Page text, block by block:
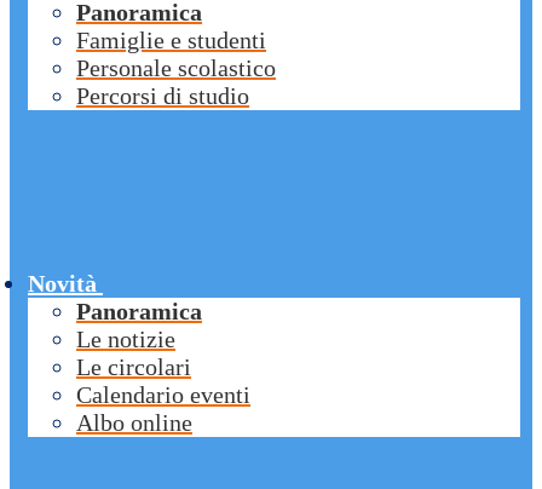
Panoramica
Famiglie e studenti
Personale scolastico
Percorsi di studio
Novità
Panoramica
Le notizie
Le circolari
Calendario eventi
Albo online